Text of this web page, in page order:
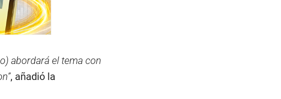
abordará el tema con
, añadió la